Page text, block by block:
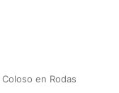
en Rodas